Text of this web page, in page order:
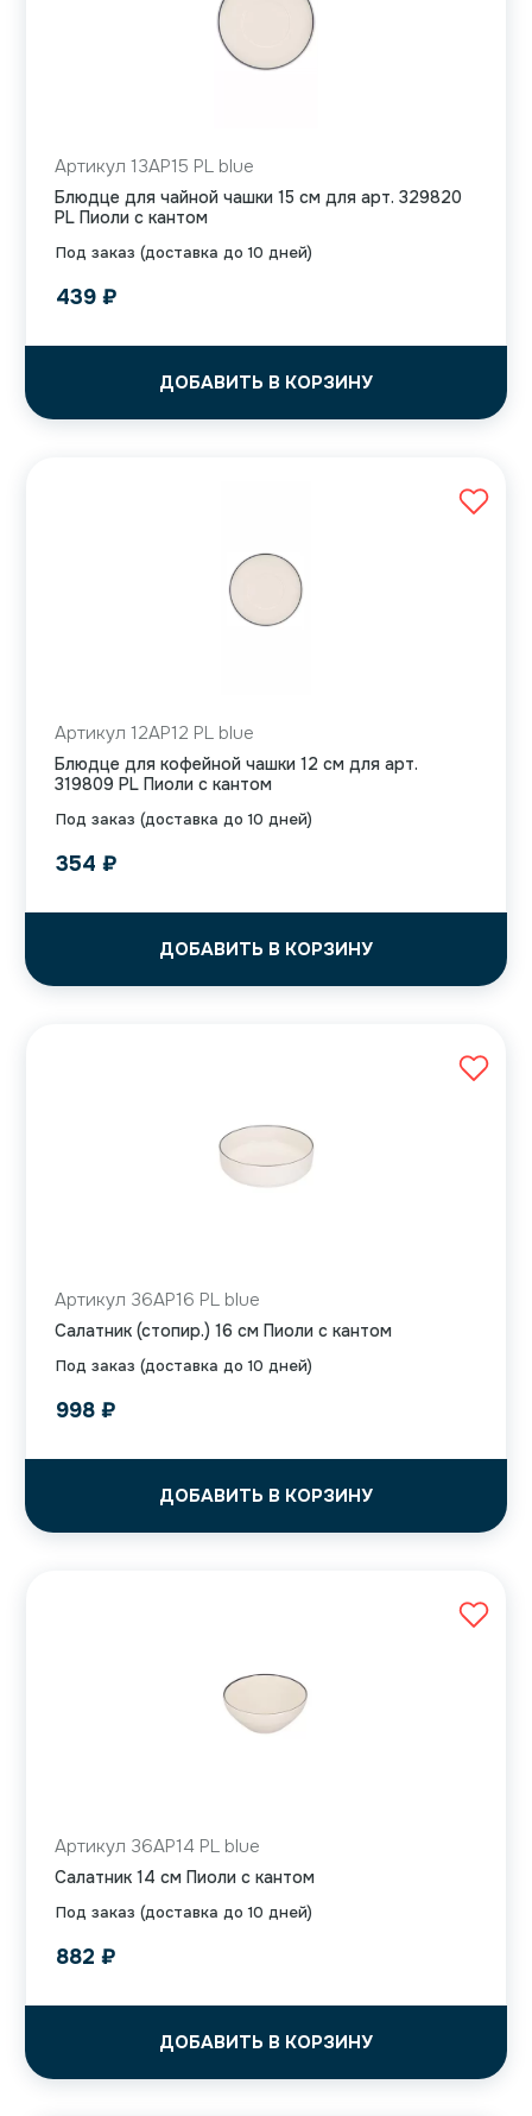
Под заказ (доставка до 10 дней)
Артикул 13AP15 PL blue
Блюдце для чайной чашки 15 см для арт. 329820
PL Пиоли с кантом
439 ₽
ДОБАВИТЬ В КОРЗИНУ
Под заказ (доставка до 10 дней)
Артикул 12AP12 PL blue
Блюдце для кофейной чашки 12 см для арт.
319809 PL Пиоли с кантом
354 ₽
ДОБАВИТЬ В КОРЗИНУ
Под заказ (доставка до 10 дней)
Артикул 36AP16 PL blue
Салатник (стопир.) 16 см Пиоли с кантом
998 ₽
ДОБАВИТЬ В КОРЗИНУ
Под заказ (доставка до 10 дней)
Артикул 36AP14 PL blue
Салатник 14 см Пиоли с кантом
882 ₽
ДОБАВИТЬ В КОРЗИНУ